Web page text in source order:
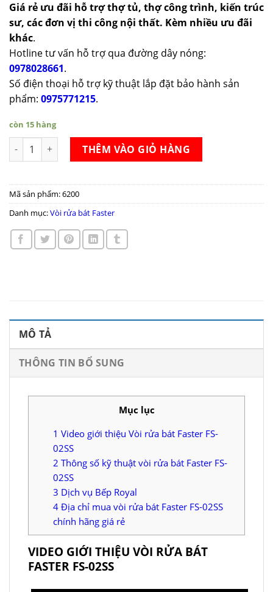
Giá rẻ ưu đãi hỗ trợ thợ tủ, thợ công trình, kiến trúc
sư, các đơn vị thi công nội thất. Kèm nhiều ưu đãi
khác.
Hotline tư vấn hỗ trợ qua đường dây nóng:
0978028661.
Số điện thoại hỗ trợ kỹ thuật lắp đặt bảo hành sản
phẩm: 0975771215.
còn 15 hàng
Vòi rửa bát Faster FS-02SS số lượng
THÊM VÀO GIỎ HÀNG
Mã sản phẩm:6200
Danh mục:Vòi rửa bát Faster
MÔ TẢ
THÔNG TIN BỔ SUNG
Mục lục
1 Video giới thiệu Vòi rửa bát Faster FS-
02SS
2 Thông số kỹ thuật vòi rửa bát Faster FS-
02SS
3 Dịch vụ Bếp Royal
4 Địa chỉ mua vòi rửa bát Faster FS-02SS
chính hãng giá rẻ
VIDEO GIỚI THIỆU VÒI RỬA BÁT
FASTER FS-02SS